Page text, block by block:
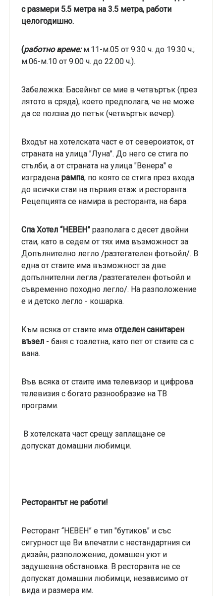
с размери 5.5 метра на 3.5 метра, работи
целогодишно.
(работно време:м.11-м.05 от 9.30 ч. до 19.30 ч.;
м.06-м.10 от 9.00 ч. до 22.00 ч.).
Забележка: Басейнът се мие в четвъртък (през
лятото в сряда), което предполага, че не може
да се ползва до петък (четвъртък вечер).
Входът на хотелската част е от североизток, от
страната на улица "Луна". До него се стига по
стълби, а от страната на улица "Венера" е
изграденарампа, по която се стига през входа
до всички стаи на първия етаж и ресторанта.
Рецепцията се намира в ресторанта, на бара.
Спа Хотел “НЕВЕН”разполага с десет двойни
стаи, като в седем от тях има възможност за
Допълнително легло /разтегателен фотьойл/. В
една от стаите има възможност за две
допълнителни легла /разтегателен фотьойл и
съвременно походно легло/. На разположение
е и детско легло - кошарка.
Към всяка от стаите има отделен санитарен
възел- баня с тоалетна, като пет от стаите са с
вана.
Във всяка от стаите има телевизор и цифрова
телевизия с богато разнообразие на ТВ
програми.
В хотелската част срещу заплащане се
допускат домашни любимци.
Ресторантът не работи!
Ресторант “НЕВЕН” е тип "бутиков" и със
сигурност ще Ви впечатли с нестандартния си
дизайн, разположение, домашен уют и
задушевна обстановка. В ресторанта не се
допускат домашни любимци, независимо от
вида и размера им.